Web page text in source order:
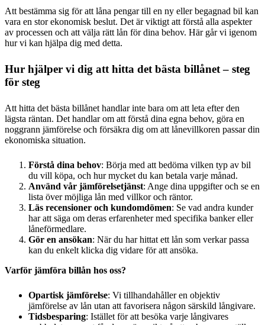
Att bestämma sig för att låna pengar till en ny eller begagnad bil kan
vara en stor ekonomisk beslut. Det är viktigt att förstå alla aspekter
av processen och att välja rätt lån för dina behov. Här går vi igenom
hur vi kan hjälpa dig med detta.
Hur hjälper vi dig att hitta det bästa billånet – steg
för steg
Att hitta det bästa billånet handlar inte bara om att leta efter den
lägsta räntan. Det handlar om att förstå dina egna behov, göra en
noggrann jämförelse och försäkra dig om att lånevillkoren passar din
ekonomiska situation.
Förstå dina behov: Börja med att bedöma vilken typ av bil
du vill köpa, och hur mycket du kan betala varje månad.
Använd vår jämförelsetjänst: Ange dina uppgifter och se en
lista över möjliga lån med villkor och räntor.
Läs recensioner och kundomdömen: Se vad andra kunder
har att säga om deras erfarenheter med specifika banker eller
låneförmedlare.
Gör en ansökan: När du har hittat ett lån som verkar passa
kan du enkelt klicka dig vidare för att ansöka.
Varför jämföra billån hos oss?
Opartisk jämförelse: Vi tillhandahåller en objektiv
jämförelse av lån utan att favorisera någon särskild långivare.
Tidsbesparing: Istället för att besöka varje långivares